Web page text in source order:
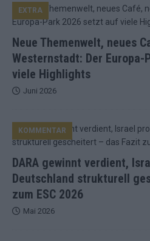
Neue Themenwelt, neues
Westernstadt: Der
viele Highlights
EXTRA
Juni 2026
DARA gewinnt verdient,
Deutschland strukturell
zum ESC 2026
KOMMENTAR
Mai 2026